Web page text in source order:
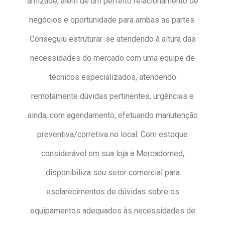
negócios e oportunidade para ambas as partes.
Conseguiu estruturar-se atendendo à altura das
necessidades do mercado com uma equipe de
técnicos especializados, atendendo
remotamente dúvidas pertinentes, urgências e
ainda, com agendamento, efetuando manutenção
preventiva/corretiva no local. Com estoque
considerável em sua loja a Mercadomed,
disponibiliza seu setor comercial para
esclarecimentos de dúvidas sobre os
equipamentos adequados às necessidades de